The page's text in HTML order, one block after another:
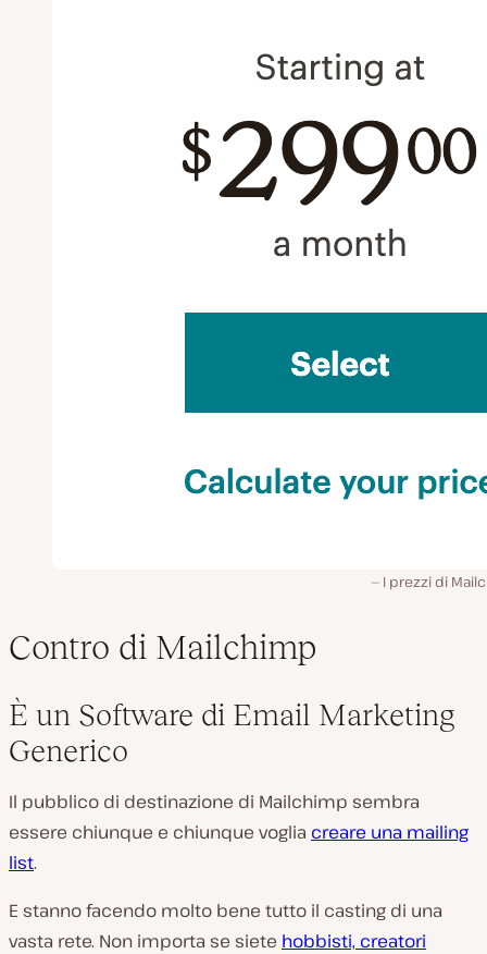
I prezzi di
Contro di Mailchimp
È un Software di Email Marketing
Generico
Il pubblico di destinazione di Mailchimp sembra
essere chiunque e chiunque voglia creare una mailing
list.
E stanno facendo molto bene tutto il casting di una
vasta rete. Non importa se siete hobbisti, creatori